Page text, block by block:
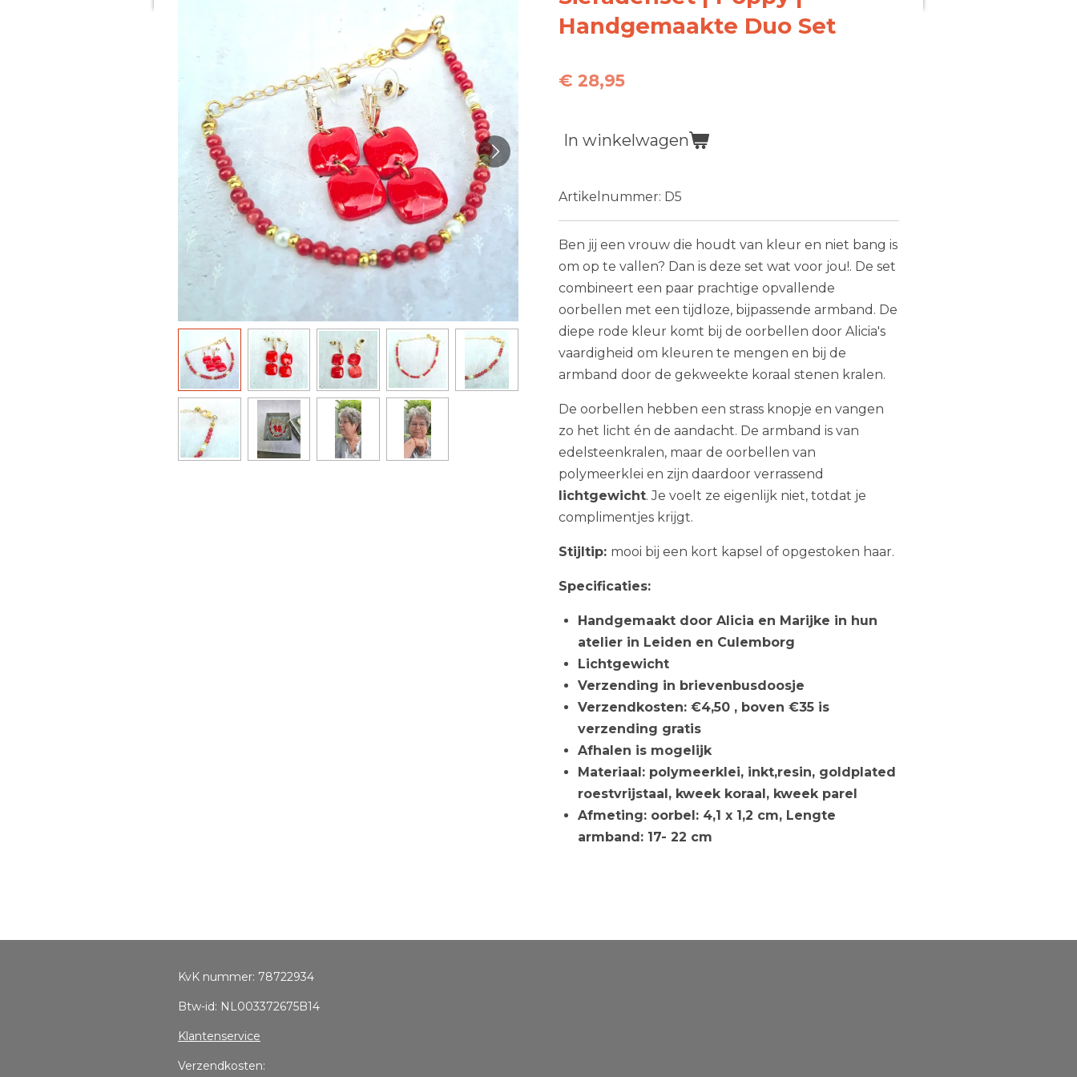
Handgemaakte Duo Set
€ 28,95
In winkelwagen
Artikelnummer: D5
Ben jij een vrouw die houdt van kleur en niet bang is
om op te vallen? Dan is deze set wat voor jou!. De set
combineert een paar prachtige opvallende
oorbellen met een tijdloze, bijpassende armband. De
diepe rode kleur komt bij de oorbellen door Alicia's
vaardigheid om kleuren te mengen en bij de
armband door de gekweekte koraal stenen kralen.
De oorbellen hebben een strass knopje en vangen
zo het licht én de aandacht. De armband is van
edelsteenkralen, maar de oorbellen van
polymeerklei en zijn daardoor verrassend
lichtgewicht. Je voelt ze eigenlijk niet, totdat je
complimentjes krijgt.
Stijltip: mooi bij een kort kapsel of opgestoken haar.
Specificaties:
Handgemaakt door Alicia en Marijke in hun
atelier in Leiden en Culemborg
Lichtgewicht
Verzending in brievenbusdoosje
Verzendkosten: €4,50 , boven €35 is
verzending gratis
Afhalen is mogelijk
Materiaal: polymeerklei, inkt,resin, goldplated
roestvrijstaal, kweek koraal, kweek parel
Afmeting: oorbel: 4,1 x 1,2 cm, Lengte
armband: 17- 22 cm
KvK nummer: 78722934
Btw-id: NL003372675B14
Klantenservice
Verzendkosten: